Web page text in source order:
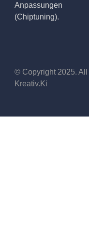
Anpassungen
(Chiptuning).
© Copyright 2025.
Kreativ.Ki